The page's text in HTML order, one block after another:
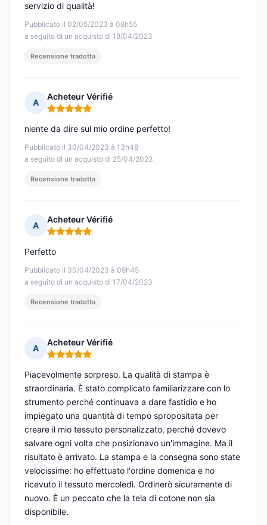
Pubblicato il 02/05/2023 à 08h55
a seguito di un acquisto di 18/04/2023
servizio di qualità!
Recensione tradotta
A
Acheteur Vérifié
Nota: 5 su 5
Pubblicato il 30/04/2023 à 13h48
a seguito di un acquisto di 25/04/2023
niente da dire sul mio ordine perfetto!
Recensione tradotta
A
Acheteur Vérifié
Nota: 5 su 5
Pubblicato il 30/04/2023 à 09h45
a seguito di un acquisto di 17/04/2023
Perfetto
Recensione tradotta
A
Acheteur Vérifié
Nota: 5 su 5
Piacevolmente sorpreso. La qualità di stampa è
straordinaria. È stato complicato familiarizzare con lo
strumento perché continuava a dare fastidio e ho
impiegato una quantità di tempo spropositata per
creare il mio tessuto personalizzato, perché dovevo
salvare ogni volta che posizionavo un'immagine. Ma il
risultato è arrivato. La stampa e la consegna sono state
velocissime: ho effettuato l'ordine domenica e ho
ricevuto il tessuto mercoledì. Ordinerò sicuramente di
nuovo. È un peccato che la tela di cotone non sia
disponibile.